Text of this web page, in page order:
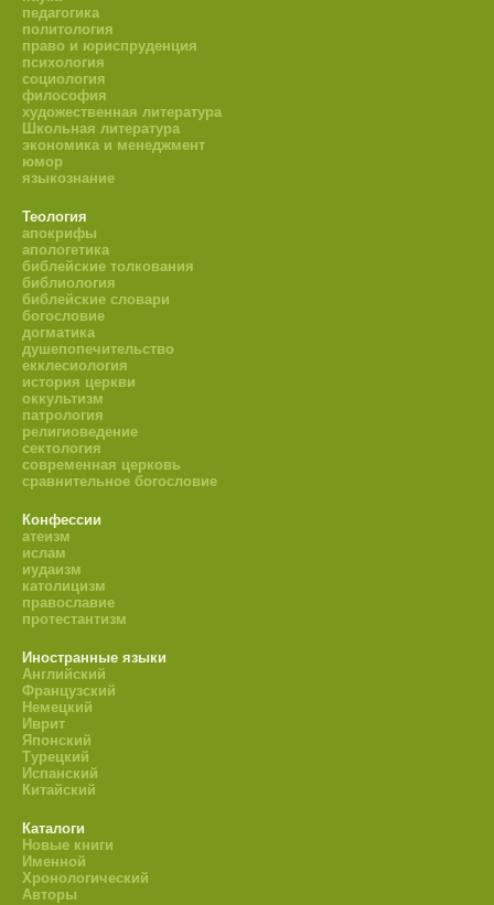
педагогика
политология
право и юриспруденция
психология
социология
философия
художественная литература
Школьная литература
экономика и менеджмент
юмор
языкознание
Теология
апокрифы
апологетика
библейские толкования
библиология
библейские словари
богословие
догматика
душепопечительство
екклесиология
история церкви
оккультизм
патрология
религиоведение
сектология
современная церковь
сравнительное богословие
Конфессии
атеизм
ислам
иудаизм
католицизм
православие
протестантизм
Иностранные языки
Английский
Французский
Немецкий
Иврит
Японский
Турецкий
Испанский
Китайский
Каталоги
Новые книги
Именной
Хронологический
Авторы